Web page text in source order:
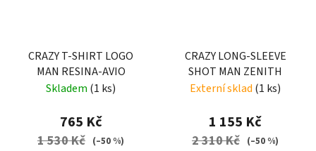
CRAZY T-SHIRT LOGO
MAN RESINA-AVIO
Skladem (1 ks)
765 Kč
1 530 Kč (–50 %)
CRAZY LONG-SLEEVE
SHOT MAN ZENITH
Externí sklad (1 ks)
1 155 Kč
2 310 Kč (–50 %)